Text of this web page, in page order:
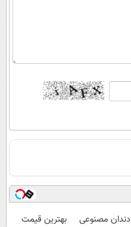
دندان مصنوعی
بهترین قیمت